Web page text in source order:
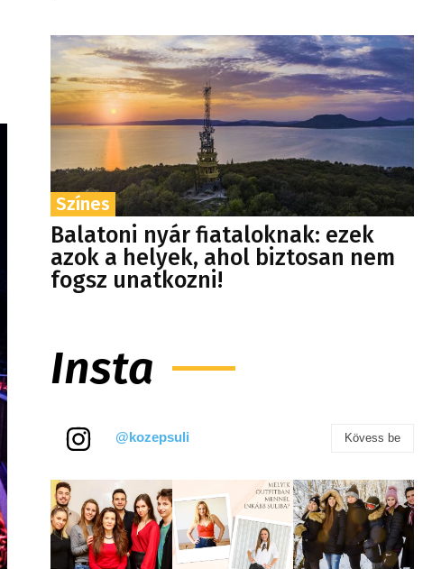
Színes
Balatoni nyár fiataloknak: ezek
azok a helyek, ahol biztosan nem
fogsz unatkozni!
Insta
@kozepsuli Kövess be